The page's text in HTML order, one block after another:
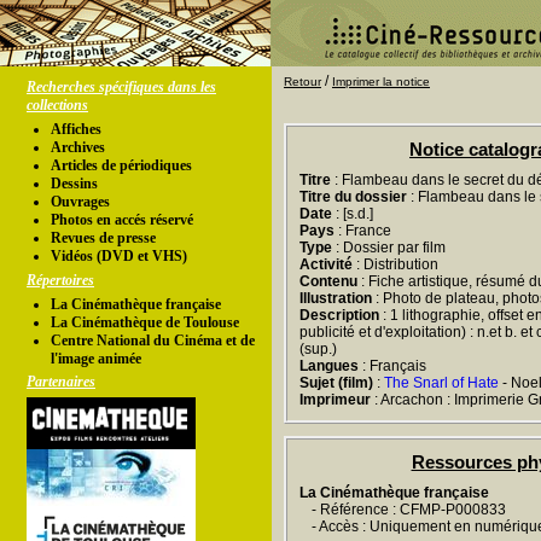
Recherches spécifiques dans les
collections
Affiches
Archives
Articles de périodiques
Dessins
Ouvrages
Photos en accés réservé
Revues de presse
Vidéos (DVD et VHS)
Répertoires
La Cinémathèque française
La Cinémathèque de Toulouse
Centre National du Cinéma et de
l'image animée
Partenaires
Retour/ Imprimer la notice
Notice
Titre : Flambeau dans le secret du
Titre du dossier : Flambeau dans le
Date : [s.d.]
Pays : France
Type : Dossier par film
Activité : Distribution
Contenu : Fiche artistique, résumé
Illustration : Photo de plateau,
Description : 1 lithographie, offset
publicité et d'exploitation) : n.et b. et
(sup.)
Langues : Français
Sujet (film) : The Snarl of Hate -
Imprimeur : Arcachon : Imprimerie
Ressources
La Cinémathèque française
- Référence : CFMP-P000833
- Accès : Uniquement en